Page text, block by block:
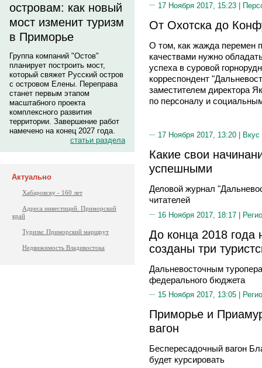
островам: как новый
мост изменит туризм
в Приморье
Группа компаний "Остов"
планирует построить мост,
который свяжет Русский остров
с островом Елены. Переправа
станет первым этапом
масштабного проекта
комплексного развития
территории. Завершение работ
намечено на конец 2027 года.
статьи раздела
Актуально
Хабаровску - 160 лет
Адреса инвестиций. Приморский
край
Туризм: Приморский маршрут
Недвижимость Владивостока
17 Ноября 2017, 15:23 |
От Охотска до
О том, как жажда перемен
качествами нужно
успеха в суровой
корреспондент
заместителем директора
по персоналу и
17 Ноября 2017, 13:20 | Вкус
Какие свои
успешными
Деловой журнал
читателей
16 Ноября 2017, 18:17 |
До конца 2018 года
созданы три
Дальневосточным
федерального бюджета
15 Ноября 2017, 13:05 |
Приморье и
вагон
Беспересадочный вагон
будет курсировать